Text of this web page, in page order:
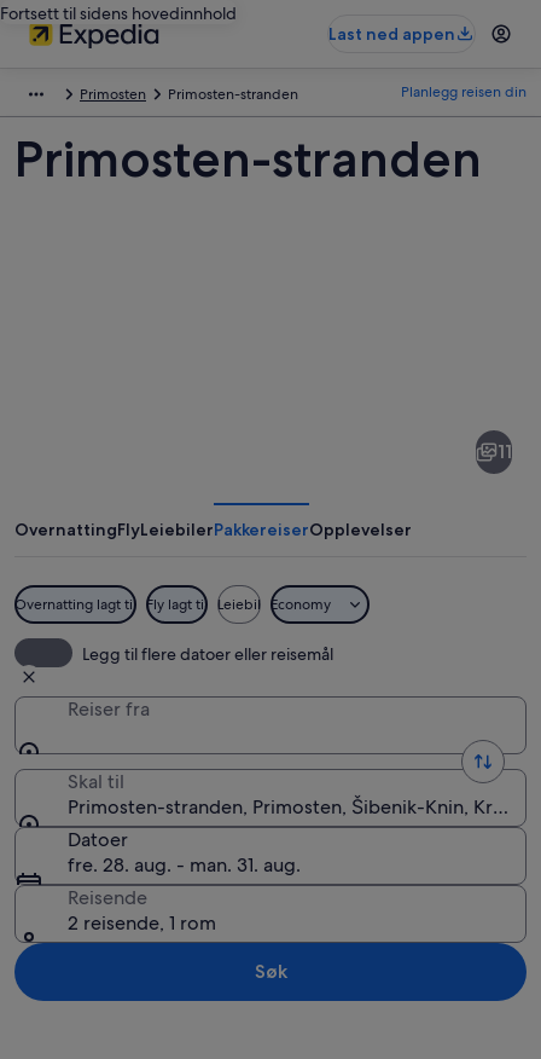
Fortsett til sidens hovedinnhold
Last ned appen
Primosten Primosten-stranden Planlegg reisen din
Primosten-stranden
11
OvernattingFlyLeiebilerPakkereiserOpplevelser
Overnatting lagt til Fly lagt til Leiebil Economy
Legg til flere datoer eller reisemål
Reiser fra
Skal til
Primosten-stranden, Primosten, Šibenik-Knin, Kroatia
Datoer
fre. 28. aug. - man. 31. aug.
Reisende
2 reisende, 1 rom
Søk